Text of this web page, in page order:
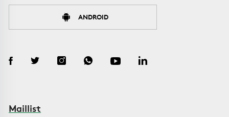
ANDROID
Maillist